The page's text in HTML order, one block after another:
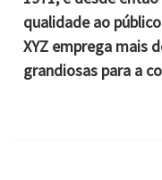
qualidade ao
XYZ emprega mais
grandiosas para a